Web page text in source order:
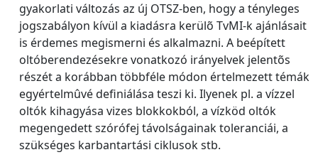
gyakorlati változás az új OTSZ-ben, hogy a tényleges
jogszabályon kívül a kiadásra kerülõ TvMI-k ajánlásait
is érdemes megismerni és alkalmazni. A beépített
oltóberendezésekre vonatkozó irányelvek jelentõs
részét a korábban többféle módon értelmezett témák
egyértelmûvé definiálása teszi ki. Ilyenek pl. a vízzel
oltók kihagyása vizes blokkokból, a vízköd oltók
megengedett szórófej távolságainak toleranciái, a
szükséges karbantartási ciklusok stb.